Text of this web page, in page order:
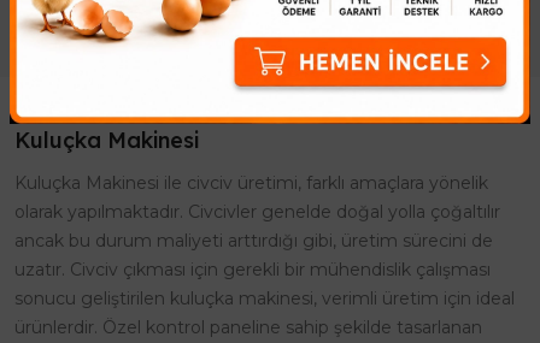
Kuluçka Makinesi
Kuluçka Makinesi ile civciv üretimi, farklı amaçlara yönelik
olarak yapılmaktadır. Civcivler genelde doğal yolla çoğaltılır
ancak bu durum maliyeti arttırdığı gibi, üretim sürecini de
uzatır. Civciv çıkması için gerekli bir mühendislik çalışması
sonucu geliştirilen kuluçka makinesi, verimli üretim için ideal
ürünlerdir. Özel kontrol paneline sahip şekilde tasarlanan